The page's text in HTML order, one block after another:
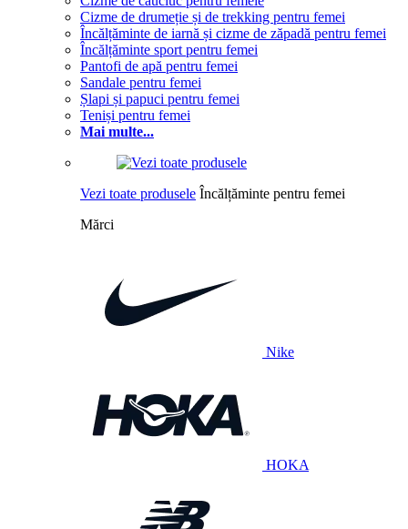
Cizme de drumeție și de trekking pentru femei
Încălțăminte de iarnă și cizme de zăpadă pentru femei
Încălțăminte sport pentru femei
Pantofi de apă pentru femei
Sandale pentru femei
Șlapi și papuci pentru femei
Teniși pentru femei
Mai multe...
Vezi toate produsele Încălțăminte pentru femei
Mărci
Nike
HOKA